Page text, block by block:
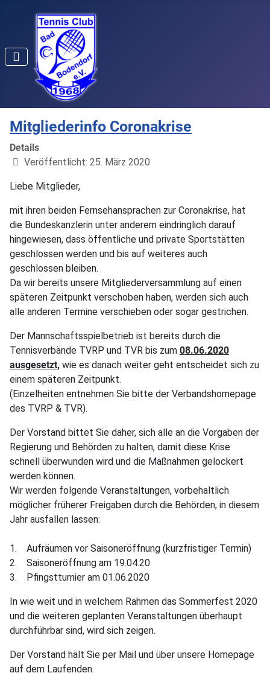
Mitgliederinfo Coronakrise
Details
Veröffentlicht: 25. März 2020
Liebe Mitglieder,
mit ihren beiden Fernsehansprachen zur Coronakrise, hat
die Bundeskanzlerin unter anderem eindringlich darauf
hingewiesen, dass öffentliche und private Sportstätten
geschlossen werden und bis auf weiteres auch
geschlossen bleiben.
Da wir bereits unsere Mitgliederversammlung auf einen
späteren Zeitpunkt verschoben haben, werden sich auch
alle anderen Termine verschieben oder sogar gestrichen.
Der Mannschaftsspielbetrieb ist bereits durch die
Tennisverbände TVRP und TVR bis zum 08.06.2020
ausgesetzt, wie es danach weiter geht entscheidet sich zu
einem späteren Zeitpunkt.
(Einzelheiten entnehmen Sie bitte der Verbandshomepage
des TVRP & TVR).
Der Vorstand bittet Sie daher, sich alle an die Vorgaben der
Regierung und Behörden zu halten, damit diese Krise
schnell überwunden wird und die Maßnahmen gelockert
werden können.
Wir werden folgende Veranstaltungen, vorbehaltlich
möglicher früherer Freigaben durch die Behörden, in diesem
Jahr ausfallen lassen:
1. Aufräumen vor Saisoneröffnung (kurzfristiger Termin)
2. Saisoneröffnung am 19.04.20
3. Pfingstturnier am 01.06.2020
In wie weit und in welchem Rahmen das Sommerfest 2020
und die weiteren geplanten Veranstaltungen überhaupt
durchführbar sind, wird sich zeigen.
Der Vorstand hält Sie per Mail und über unsere Homepage
auf dem Laufenden.